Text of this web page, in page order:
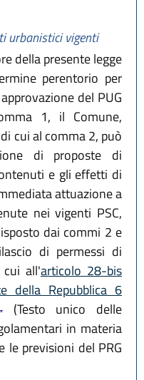
urbanistici vigenti
della presente legge
perentorio per
del PUG
1, il Comune,
cui al comma 2, può
di proposte di
e gli effetti di
attuazione a
nei vigenti PSC,
dai commi 2 e
di permessi di
cui all'articolo 28-bis
della Repubblica 6
(Testo unico delle
in materia
le previsioni del PRG